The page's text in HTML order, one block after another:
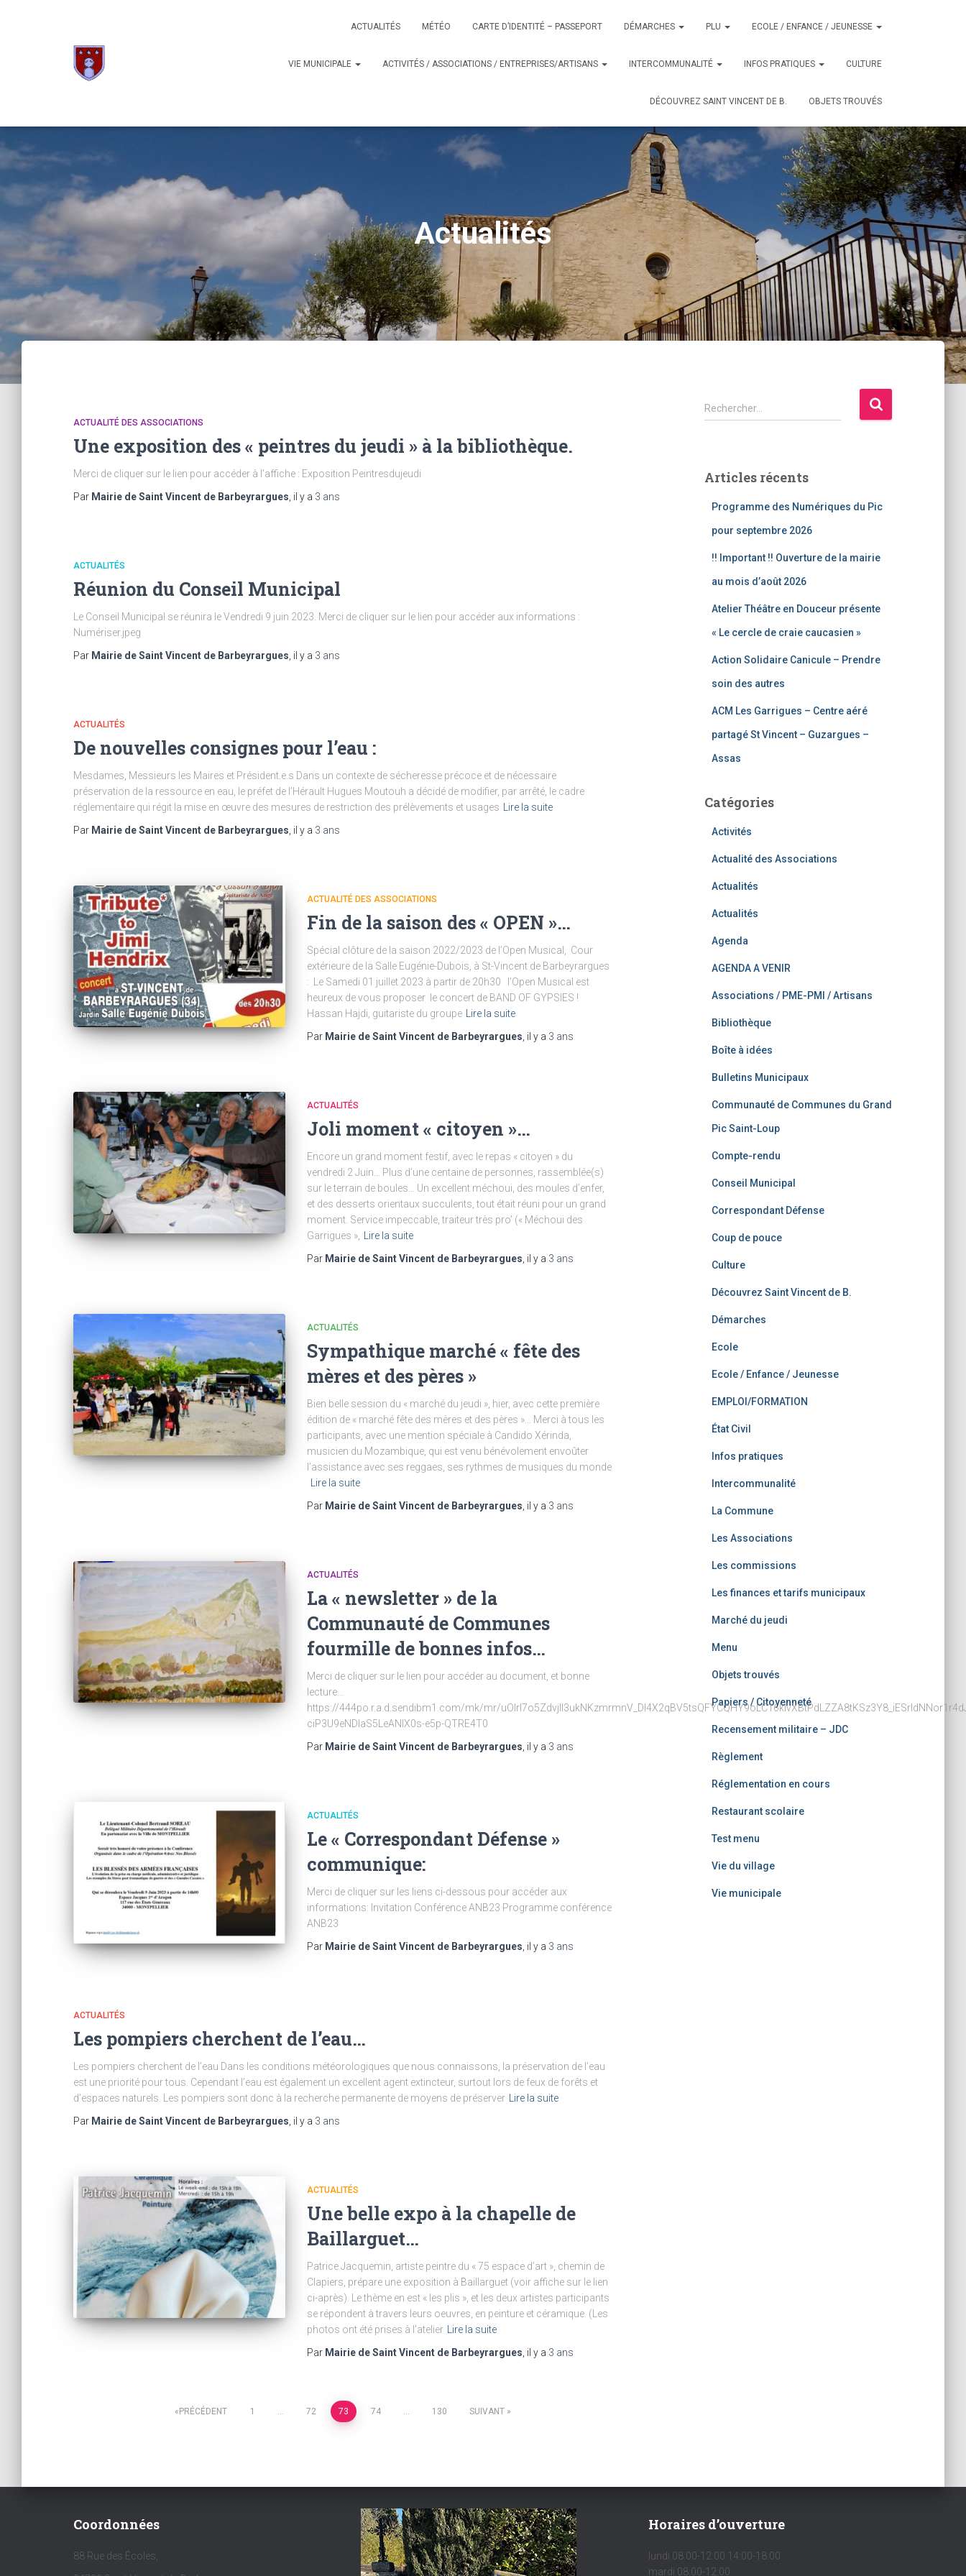
ACTUALITÉS MÉTÉO CARTE D’IDENTITÉ – PASSEPORT DÉMARCHES PLU ECOLE / ENFANCE / JEUNESSE
VIE MUNICIPALE ACTIVITÉS / ASSOCIATIONS / ENTREPRISES/ARTISANS INTERCOMMUNALITÉ INFOS PRATIQUES CULTURE
DÉCOUVREZ SAINT VINCENT DE B. OBJETS TROUVÉS
Actualités
ACTUALITÉ DES ASSOCIATIONS
Une exposition des « peintres du jeudi » à la bibliothèque.
Merci de cliquer sur le lien pour accéder à l’affiche : Exposition Peintresdujeudi
Par Mairie de Saint Vincent de Barbeyrargues , il y a 3 ans
ACTUALITÉS
Réunion du Conseil Municipal
Le Conseil Municipal se réunira le Vendredi 9 juin 2023. Merci de cliquer sur le lien pour accéder aux informations :
Numériser.jpeg
Par Mairie de Saint Vincent de Barbeyrargues , il y a 3 ans
ACTUALITÉS
De nouvelles consignes pour l’eau :
Mesdames, Messieurs les Maires et Président.e.s Dans un contexte de sécheresse précoce et de nécessaire
préservation de la ressource en eau, le préfet de l’Hérault Hugues Moutouh a décidé de modifier, par arrêté, le cadre
réglementaire qui régit la mise en œuvre des mesures de restriction des prélèvements et usages
Lire la suite
Par Mairie de Saint Vincent de Barbeyrargues , il y a 3 ans
ACTUALITÉ DES ASSOCIATIONS
Fin de la saison des « OPEN »…
Spécial clôture de la saison 2022/2023 de l’Open Musical, Cour
extérieure de la Salle Eugénie-Dubois, à St-Vincent de Barbeyrargues
: Le Samedi 01 juillet 2023 à partir de 20h30 l’Open Musical est
heureux de vous proposer le concert de BAND OF GYPSIES !
Hassan Hajdi, guitariste du groupe
Lire la suite
Par Mairie de Saint Vincent de Barbeyrargues , il y a 3 ans
ACTUALITÉS
Joli moment « citoyen »…
Encore un grand moment festif, avec le repas « citoyen » du
vendredi 2 Juin… Plus d’une centaine de personnes, rassemblée(s)
sur le terrain de boules… Un excellent méchoui, des moules d’enfer,
et des desserts orientaux succulents, tout était réuni pour un grand
moment. Service impeccable, traiteur très pro’ (« Méchoui des
Garrigues »,
Lire la suite
Par Mairie de Saint Vincent de Barbeyrargues , il y a 3 ans
ACTUALITÉS
Sympathique marché « fête des
mères et des pères »
Bien belle session du « marché du jeudi », hier, avec cette première
édition de « marché fête des mères et des pères »… Merci à tous les
participants, avec une mention spéciale à Candido Xérinda,
musicien du Mozambique, qui est venu bénévolement envoûter
l’assistance avec ses reggaes, ses rythmes de musiques du monde
Lire la suite
Par Mairie de Saint Vincent de Barbeyrargues , il y a 3 ans
ACTUALITÉS
La « newsletter » de la
Communauté de Communes
fourmille de bonnes infos…
Merci de cliquer sur le lien pour accéder au document, et bonne
lecture…
https://444po.r.a.d.sendibm1.com/mk/mr/
ciP3U9eNDlaS5LeANIX0s-e5p-QTRE4T0
Par Mairie de Saint Vincent de Barbeyrargues , il y a 3 ans
ACTUALITÉS
Le « Correspondant Défense »
communique:
Merci de cliquer sur les liens ci-dessous pour accéder aux
informations: Invitation Conférence ANB23 Programme conférence
ANB23
Par Mairie de Saint Vincent de Barbeyrargues , il y a 3 ans
ACTUALITÉS
Les pompiers cherchent de l’eau…
Les pompiers cherchent de l’eau Dans les conditions météorologiques que nous connaissons, la préservation de l’eau
est une priorité pour tous. Cependant l’eau est également un excellent agent extincteur, surtout lors de feux de forêts et
d’espaces naturels. Les pompiers sont donc à la recherche permanente de moyens de préserver
Lire la suite
Par Mairie de Saint Vincent de Barbeyrargues , il y a 3 ans
ACTUALITÉS
Une belle expo à la chapelle de
Baillarguet…
Patrice Jacquemin, artiste peintre du « 75 espace d’art », chemin de
Clapiers, prépare une exposition à Baillarguet (voir affiche sur le lien
ci-après). Le thème en est « les plis », et les deux artistes participants
se répondent à travers leurs oeuvres, en peinture et céramique. (Les
photos ont été prises à l’atelier
Lire la suite
Par Mairie de Saint Vincent de Barbeyrargues , il y a 3 ans
PaginationPRÉCÉDENT 1 … 72 73 74 … 130 SUIVANT
R
e
r
Rechercher…
Articles récents
Programme des Numériques du Pic
pour septembre 2026
!! Important !! Ouverture de la mairie
au mois d’août 2026
Atelier Théâtre en Douceur présente
« Le cercle de craie caucasien »
Action Solidaire Canicule – Prendre
soin des autres
ACM Les Garrigues – Centre aéré
partagé St Vincent – Guzargues –
Assas
Catégories
Activités
Actualité des Associations
Actualités
Actualités
Agenda
AGENDA A VENIR
Associations / PME-PMI / Artisans
Bibliothèque
Boîte à idées
Bulletins Municipaux
Communauté de Communes du Grand
Pic Saint-Loup
Compte-rendu
Conseil Municipal
Correspondant Défense
Coup de pouce
Culture
Découvrez Saint Vincent de B.
Démarches
Ecole
Ecole / Enfance / Jeunesse
EMPLOI/FORMATION
État Civil
Infos pratiques
Intercommunalité
La Commune
Les Associations
Les commissions
Les finances et tarifs municipaux
Marché du jeudi
Menu
Objets trouvés
Papiers / Citoyenneté
Recensement militaire – JDC
Règlement
Réglementation en cours
Restaurant scolaire
Test menu
Vie du village
Vie municipale
Coordonnées
88 Rue des Écoles,
Horaires d’ouverture
lundi 08:00-12:00 14:00-18:00
mardi 08:00-12:00